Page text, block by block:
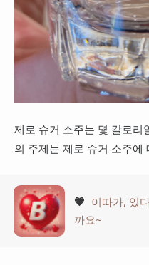
제로 슈거 소주는 몇 칼로리
의 주제는 제로 슈거 소주에
💗 이따가, 있
까요~